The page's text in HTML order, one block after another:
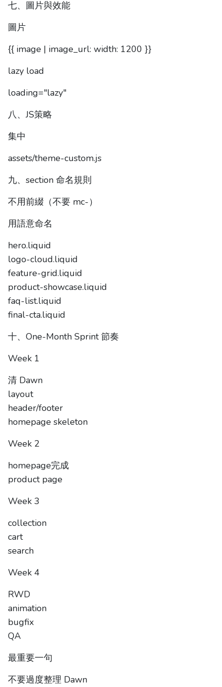
七、圖片與效能
圖片
{{ image | image_url: width: 1200 }}
lazy load
loading="lazy"
八、JS策略
集中
assets/theme-custom.js
九、section 命名規則
不用前綴（不要 mc-）
用語意命名
hero.liquid
logo-cloud.liquid
feature-grid.liquid
product-showcase.liquid
faq-list.liquid
final-cta.liquid
十、One-Month Sprint 節奏
Week 1
清 Dawn
layout
header/footer
homepage skeleton
Week 2
homepage完成
product page
Week 3
collection
cart
search
Week 4
RWD
animation
bugfix
QA
最重要一句
不要過度整理 Dawn